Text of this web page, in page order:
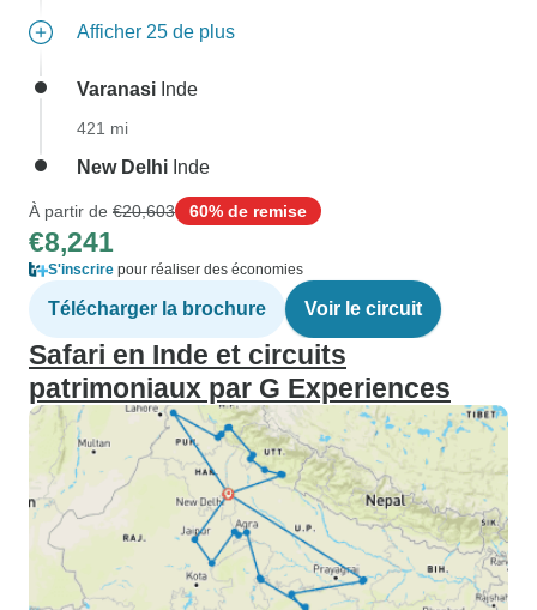
Afficher 25 de plus
Varanasi Inde
421 mi
New Delhi Inde
À partir de €20,603 60% de remise
€8,241
S'inscrire pour réaliser des économies
Télécharger la brochure Voir le circuit
Safari en Inde et circuits
patrimoniaux par G Experiences